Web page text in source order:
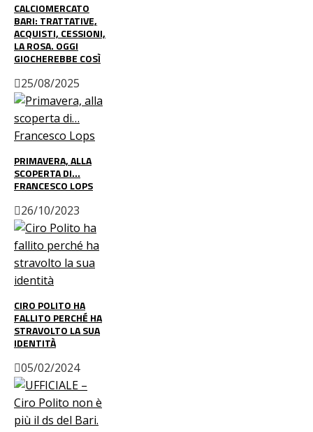
CALCIOMERCATO
BARI: TRATTATIVE,
ACQUISTI, CESSIONI,
LA ROSA. OGGI
GIOCHEREBBE COSÌ
25/08/2025
PRIMAVERA, ALLA
SCOPERTA DI…
FRANCESCO LOPS
26/10/2023
CIRO POLITO HA
FALLITO PERCHÉ HA
STRAVOLTO LA SUA
IDENTITÀ
05/02/2024